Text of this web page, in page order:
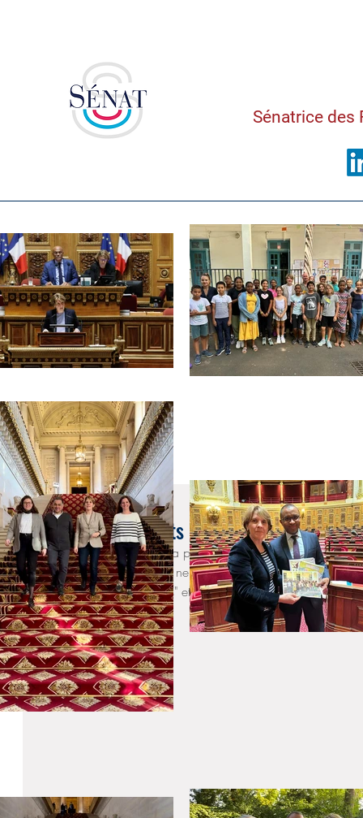
Sénatrice des
Direction des Impôts des Non-Résidents :
20 mars 2023
Je relaie un message de la part de la direction des non-
usagers indiquent encore ne pas pouvoir joindre la DINR.
dessous la "fiche contacts" et les bons numéros de